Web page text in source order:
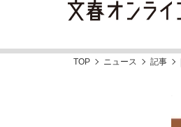
TOP ニュース 記事